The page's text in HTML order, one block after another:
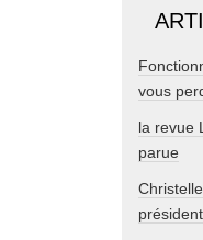
vous
la revue
parue